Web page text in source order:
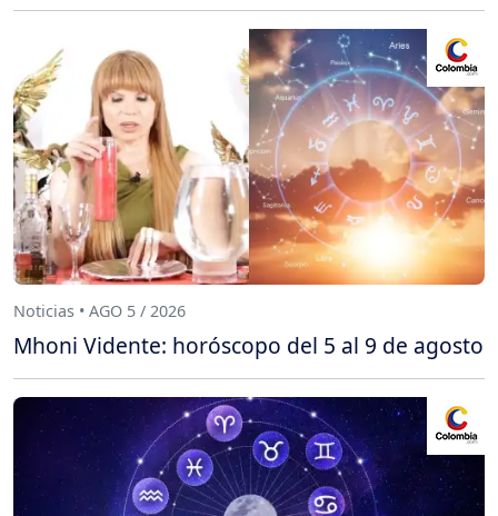
Noticias • AGO 5 / 2026
Mhoni Vidente: horóscopo del 5 al 9 de agosto